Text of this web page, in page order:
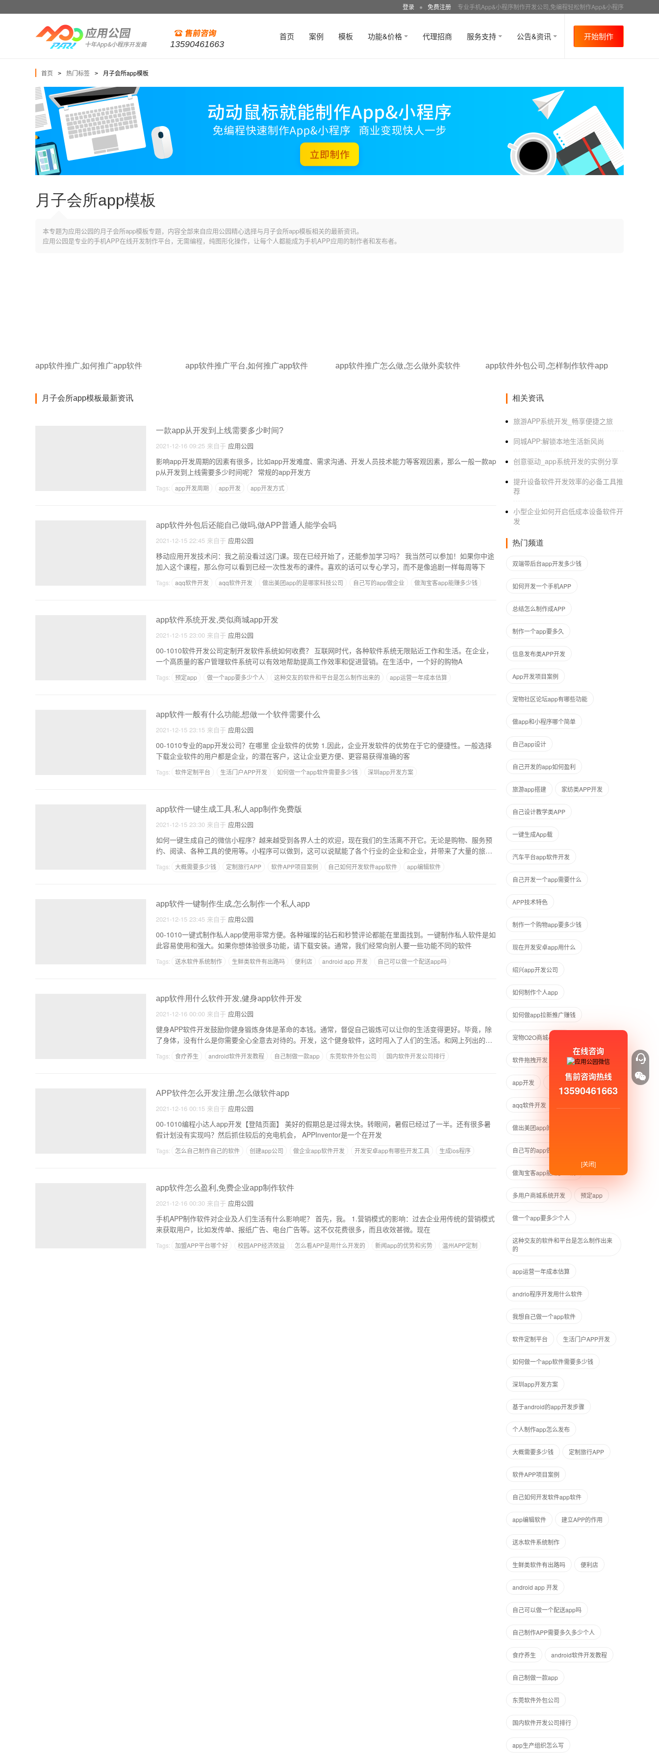
登录 ● 免费注册 专业手机App&小程序制作开发公司,免编程轻松制作App&小程序
13590461663
首页 案例 模板 功能&价格 代理招商 服务支持 公告&资讯 开始制作
首页 > 热门标签 > 月子会所app模板
月子会所app模板
本专题为应用公园的月子会所app模板专题，内容全部来自应用公园精心选择与月子会所app模板相关的最新资讯。
应用公园是专业的手机APP在线开发制作平台，无需编程，纯图形化操作，让每个人都能成为手机APP应用的制作者和发布者。
app软件推广,如何推广app软件 app软件推广平台,如何推广app软件 app软件推广怎么做,怎么做外卖软件 app软件外包公司,怎样制作软件app
月子会所app模板最新资讯
一款app从开发到上线需要多少时间?
2021-12-16 09:25 来自于 应用公园
影响app开发周期的因素有很多，比如app开发难度、需求沟通、开发人员技术能力等客观因素，那么一般一款ap
p从开发到上线需要多少时间呢？ 常规的app开发方
Tags: app开发周期 app开发 app开发方式
app软件外包后还能自己做吗,做APP普通人能学会吗
2021-12-15 22:45 来自于 应用公园
移动应用开发技术问：我之前没看过这门课。现在已经开始了，还能参加学习吗？ 我当然可以参加！如果你中途
加入这个课程，那么你可以看到已经一次性发布的课件。喜欢的话可以专心学习，而不是像追剧一样每周等下
Tags: aqq软件开发 aqq软件开发 做出美团app的是哪家科技公司 自己写的app做企业
做淘宝客app能赚多少钱
app软件系统开发,类似商城app开发
2021-12-15 23:00 来自于 应用公园
00-1010软件开发公司定制开发软件系统如何收费？ 互联网时代，各种软件系统无限贴近工作和生活。在企业，
一个高质量的客户管理软件系统可以有效地帮助提高工作效率和促进营销。在生活中，一个好的购物A
Tags: 预定app 做一个app要多少个人 这种交友的软件和平台是怎么制作出来的
app运营一年成本估算
app软件一般有什么功能,想做一个软件需要什么
2021-12-15 23:15 来自于 应用公园
00-1010专业的app开发公司？在哪里 企业软件的优势 1.因此，企业开发软件的优势在于它的便捷性。一般选择
下载企业软件的用户都是企业，的潜在客户，这让企业更方便、更容易获得准确的客
Tags: 软件定制平台 生活门户APP开发 如何做一个app软件需要多少钱
深圳app开发方案
app软件一键生成工具,私人app制作免费版
2021-12-15 23:30 来自于 应用公园
如何一键生成自己的微信小程序？越来越受到各界人士的欢迎，现在我们的生活离不开它。无论是购物、服务预
约、阅读、各种工具的使用等。小程序可以做到，这可以说赋能了各个行业的企业和企业，并带来了大量的旅
Tags: 大概需要多少钱 定制旅行APP 软件APP项目案例 自己如何开发软件app软件
app编辑软件
app软件一键制作生成,怎么制作一个私人app
2021-12-15 23:45 来自于 应用公园
00-1010一键式制作私人app使用非常方便。各种璀璨的钻石和秒赞评论都能在里面找到。一键制作私人软件是如
此容易使用和强大。如果你想体验很多功能，请下载安装。通常，我们经常向别人要一些功能不同的软件
Tags: 送水软件系统制作 生鲜类软件有出路吗 便利店 android app 开发
自己可以做一个配送app吗
app软件用什么软件开发,健身app软件开发
2021-12-16 00:00 来自于 应用公园
健身APP软件开发鼓励你健身锻炼身体是革命的本钱。通常，督促自己锻炼可以让你的生活变得更好。毕竟，除
了身体，没有什么是你需要全心全意去对待的。开发，这个健身软件，这时闯入了人们的生活。和网上列出的各
Tags: 食疗养生 android软件开发教程 自己制做一款app 东莞软件外包公司
国内软件开发公司排行
APP软件怎么开发注册,怎么做软件app
2021-12-16 00:15 来自于 应用公园
00-1010编程小达人app开发【登陆页面】 美好的假期总是过得太快。转眼间，暑假已经过了一半。还有很多暑
假计划没有实现吗？然后抓住较后的充电机会， APPInventor是一个在开发
Tags: 怎么自己制作自己的软件 创建app公司 做企业app软件开发 开发安卓app有哪些开发工具
生成ios程序
app软件怎么盈利,免费企业app制作软件
2021-12-16 00:30 来自于 应用公园
手机APP制作软件对企业及人们生活有什么影响呢？ 首先，我。 1.营销模式的影响：过去企业用传统的营销模式
来获取用户，比如发传单、报纸广告、电台广告等。这不仅花费很多，而且收效甚微。现在
Tags: 加盟APP平台哪个好 校园APP经济效益 怎么看APP是用什么开发的 新闻app的优势和劣势
温州APP定制
相关资讯
旅游APP系统开发_畅享便捷之旅
同城APP:解锁本地生活新风尚
创意驱动_app系统开发的实例分享
提升设备软件开发效率的必备工具推
荐
小型企业如何开启低成本设备软件开
发
热门频道
双端带后台app开发多少钱
如何开发一个手机APP
总结怎么制作成APP
制作一个app要多久
信息发布类APP开发
App开发项目案例
宠物社区论坛app有哪些功能
做app和小程序哪个简单
自己app设计
自己开发的app如何盈利
旅游app搭建 家纺类APP开发
自己设计教学类APP
一键生成App载
汽车平台app软件开发
自己开发一个app需要什么
APP技术特色
制作一个购物app要多少钱
现在开发安卓app用什么
绍兴app开发公司
如何制作个人app
如何做app拉新推广赚钱
宠物O2O商城小程序
软件拖拽开发 app开发周期
app开发 app开发方式
aqq软件开发
做出美团app的是哪家科技公司
自己写的app做企业
做淘宝客app能赚多少钱
多用户商城系统开发 预定app
做一个app要多少个人
这种交友的软件和平台是怎么制作出来
的
app运营一年成本估算
andrio程序开发用什么软件
我想自己做一个app软件
软件定制平台 生活门户APP开发
如何做一个app软件需要多少钱
深圳app开发方案
基于android的app开发步骤
个人制作app怎么发布
大概需要多少钱 定制旅行APP
软件APP项目案例
自己如何开发软件app软件
app编辑软件 建立APP的作用
送水软件系统制作
生鲜类软件有出路吗 便利店
android app 开发
自己可以做一个配送app吗
自己制作APP需要多久多少个人
食疗养生 android软件开发教程
自己制做一款app
东莞软件外包公司
国内软件开发公司排行
app生产组织怎么写
在线咨询
售前咨询热线
13590461663
[关闭]